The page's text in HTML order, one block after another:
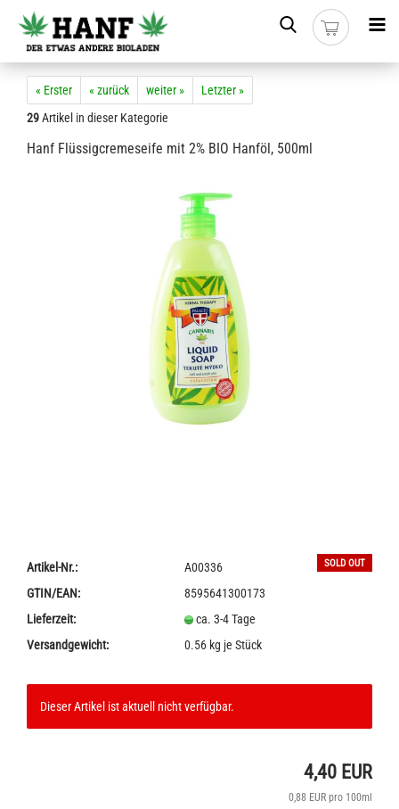
« Erster « zurück weiter »
Letzter »
29Artikel in dieser Kategorie
Hanf Flüssigcremeseife mit 2% BIO Hanföl, 500ml
SOLD OUT
Artikel-Nr.:
A00336
GTIN/EAN:
8595641300173
Lieferzeit:
ca. 3-4 Tage
Versandgewicht:
0.56kg je Stück
Dieser Artikel ist aktuell nicht verfügbar.
4,40 EUR
0,88 EUR pro 100ml